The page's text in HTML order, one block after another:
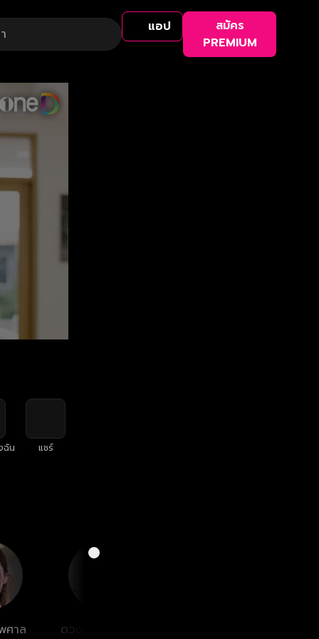
แอป
สมัคร
PREMIUM
ฉัน แชร์
ศาล
ดวงตา ตุงคะมณี